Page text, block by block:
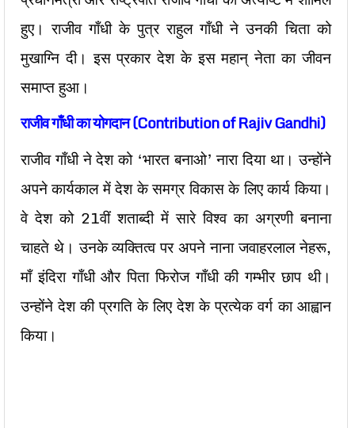
हुए। राजीव गाँधी के पुत्र राहुल गाँधी ने उनकी चिता को
मुखाग्नि दी। इस प्रकार देश के इस महान् नेता का जीवन
समाप्त हुआ।
राजीव गाँधी का योगदान (Contribution of Rajiv Gandhi)
राजीव गाँधी ने देश को ‘भारत बनाओ’ नारा दिया था। उन्होंने
अपने कार्यकाल में देश के समग्र विकास के लिए कार्य किया।
वे देश को 21वीं शताब्दी में सारे विश्व का अग्रणी बनाना
चाहते थे। उनके व्यक्तित्व पर अपने नाना जवाहरलाल नेहरू,
माँ इंदिरा गाँधी और पिता फिरोज गाँधी की गम्भीर छाप थी।
उन्होंने देश की प्रगति के लिए देश के प्रत्येक वर्ग का आह्वान
किया।